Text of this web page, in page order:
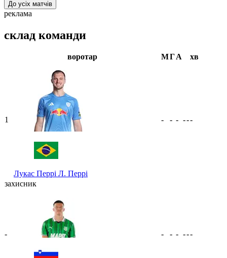
До усіх матчів
реклама
склад команди
воротар МГА хв
1
Лукас Перрі Л. Перрі
- - - ---
захисник
- - - - ---